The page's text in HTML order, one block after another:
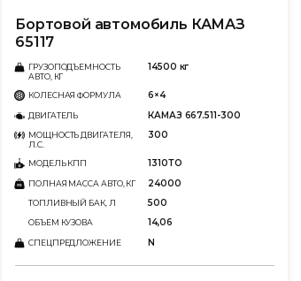
Бортовой автомобиль КАМАЗ
65117
ГРУЗОПОДЪЕМНОСТЬ
АВТО, КГ
14500 кг
КОЛЕСНАЯ ФОРМУЛА 6×4
ДВИГАТЕЛЬ КАМАЗ 667.511-300
МОЩНОСТЬ ДВИГАТЕЛЯ,
Л.С.
300
МОДЕЛЬ КПП 1310ТО
ПОЛНАЯ МАССА АВТО, КГ 24000
ТОПЛИВНЫЙ БАК, Л 500
ОБЪЕМ КУЗОВА 14,06
СПЕЦПРЕДЛОЖЕНИЕ N